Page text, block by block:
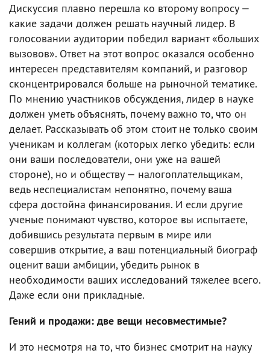
Дискуссия плавно перешла ко второму вопросу —
какие задачи должен решать научный лидер. В
голосовании аудитории победил вариант «больших
вызовов». Ответ на этот вопрос оказался особенно
интересен представителям компаний, и разговор
сконцентрировался больше на рыночной тематике.
По мнению участников обсуждения, лидер в науке
должен уметь объяснять, почему важно то, что он
делает. Рассказывать об этом стоит не только своим
ученикам и коллегам (которых легко убедить: если
они ваши последователи, они уже на вашей
стороне), но и обществу — налогоплательщикам,
ведь неспециалистам непонятно, почему ваша
сфера достойна финансирования. И если другие
ученые понимают чувство, которое вы испытаете,
добившись результата первым в мире или
совершив открытие, а ваш потенциальный биограф
оценит ваши амбиции, убедить рынок в
необходимости ваших исследований тяжелее всего.
Даже если они прикладные.
Гений и продажи: две вещи несовместимые?
И это несмотря на то, что бизнес смотрит на науку